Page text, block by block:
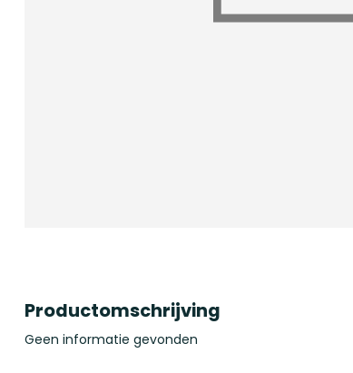
Productomschrijving
Geen informatie gevonden